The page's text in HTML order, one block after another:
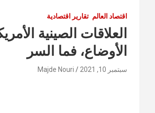
اقتصاد العالم تقارير اقتصادية
العلاقات الصينية
الأوضاع، فما السر
سبتمبر 10, 2021 Majde Nouri